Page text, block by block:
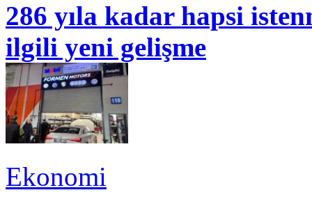
286 yıla kadar hapsi
ilgili yeni gelişme
Ekonomi